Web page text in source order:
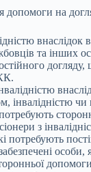
допомоги на
внаслідок
та інших
інвалідністю
з
потребують
особи,